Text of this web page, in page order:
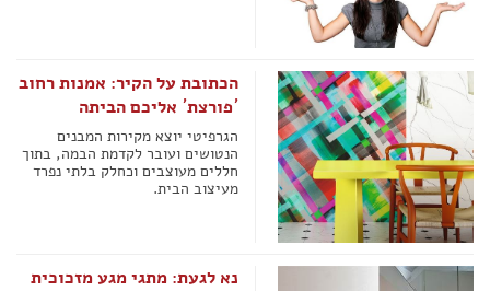
הכתובת על הקיר: אמנות רחוב
´פורצת´ אליכם הביתה
הגרפיטי יוצא מקירות המבנים
הנטושים ועובר לקדמת הבמה, בתוך
חללים מעוצבים וכחלק בלתי נפרד
מעיצוב הבית.
נא לגעת: מתגי מגע מזכוכית